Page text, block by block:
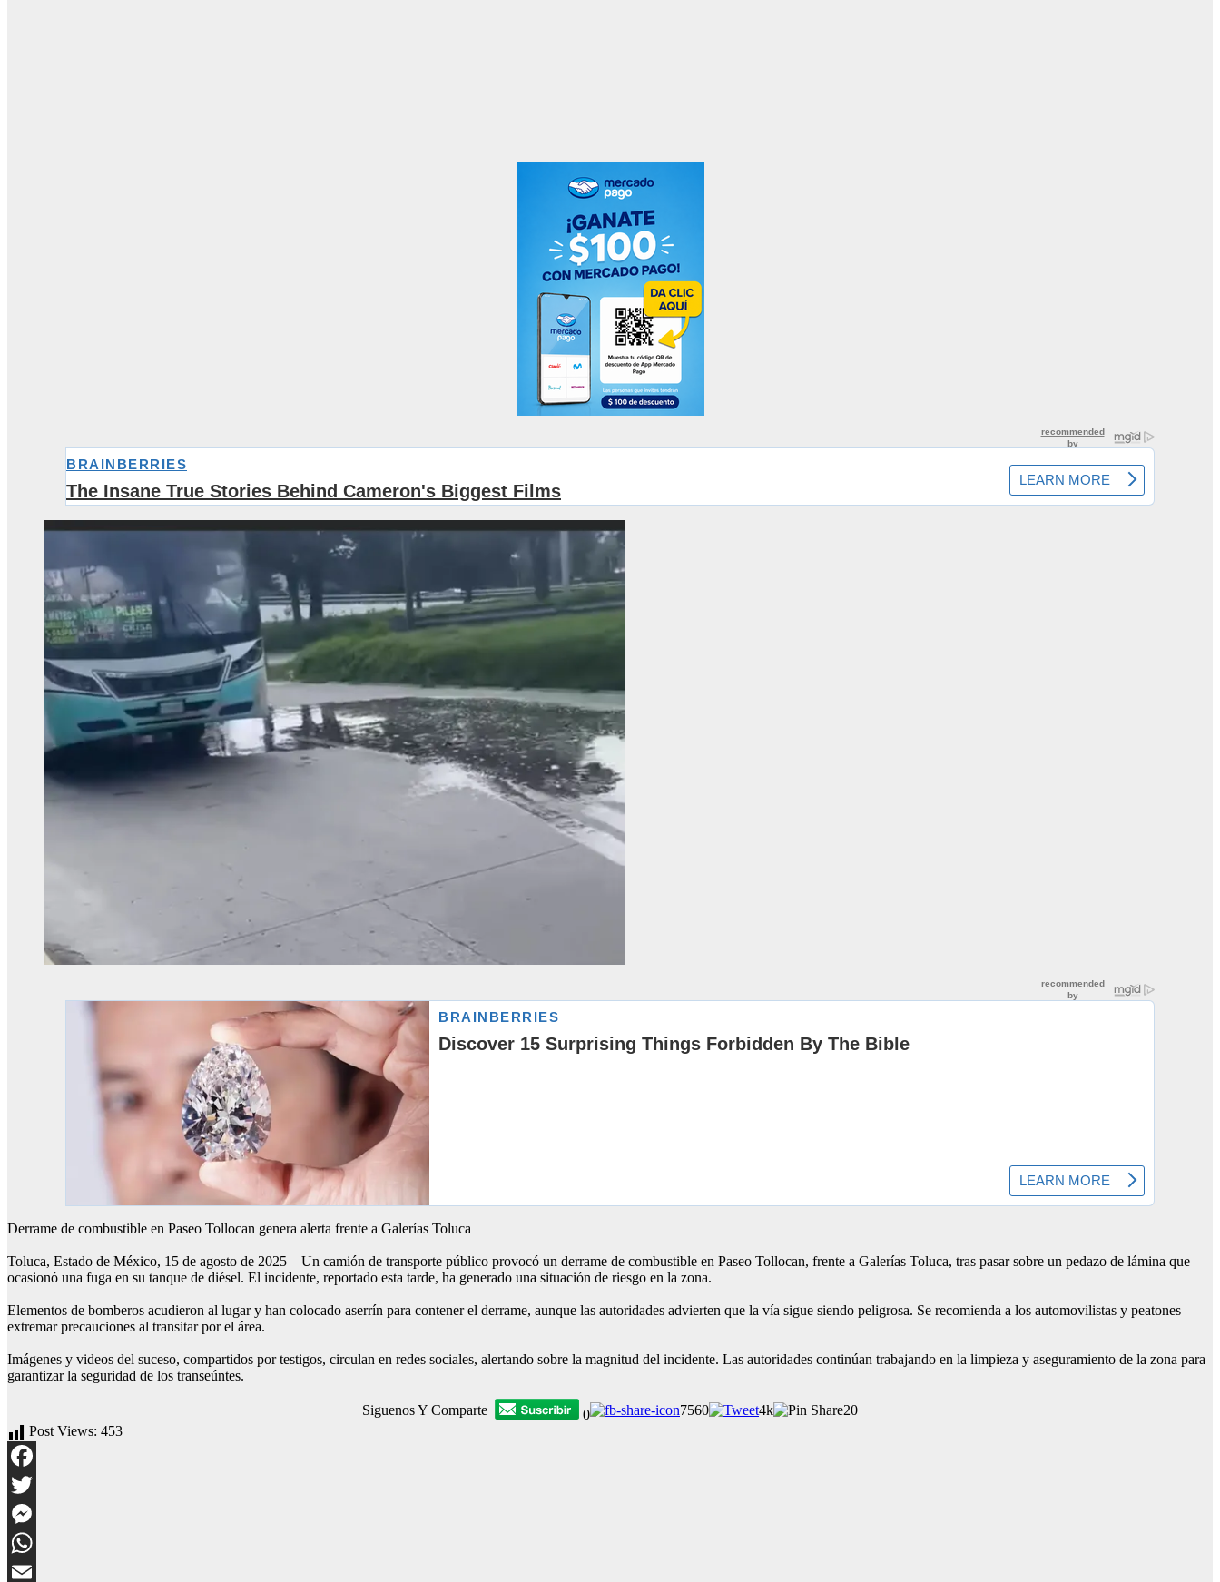
Derrame de combustible en Paseo Tollocan genera alerta frente a Galerías Toluca
Toluca, Estado de México, 15 de agosto de 2025 – Un camión de transporte público provocó un derrame de combustible en Paseo Tollocan, frente a Galerías Toluca, tras pasar sobre un pedazo de lámina que
ocasionó una fuga en su tanque de diésel. El incidente, reportado esta tarde, ha generado una situación de riesgo en la zona.
Elementos de bomberos acudieron al lugar y han colocado aserrín para contener el derrame, aunque las autoridades advierten que la vía sigue siendo peligrosa. Se recomienda a los automovilistas y peatones
extremar precauciones al transitar por el área.
Imágenes y videos del suceso, compartidos por testigos, circulan en redes sociales, alertando sobre la magnitud del incidente. Las autoridades continúan trabajando en la limpieza y aseguramiento de la zona para
garantizar la seguridad de los transeúntes.
Siguenos Y Comparte 0 7560 4k
20
Post Views: 453
Facebook
Twitter
Messenger
WhatsApp